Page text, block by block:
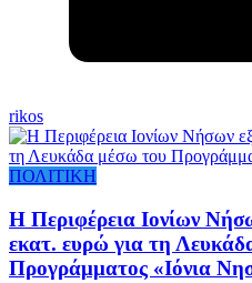
rikos
ΠΟΛΙΤΙΚΗ
Η Περιφέρεια Ιονίων
εκατ. ευρώ για τη
Προγράμματος «Ιόνια